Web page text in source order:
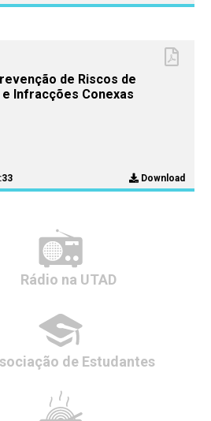
de Riscos de
Infracções Conexas
Download
Rádio na UTAD
de Estudantes